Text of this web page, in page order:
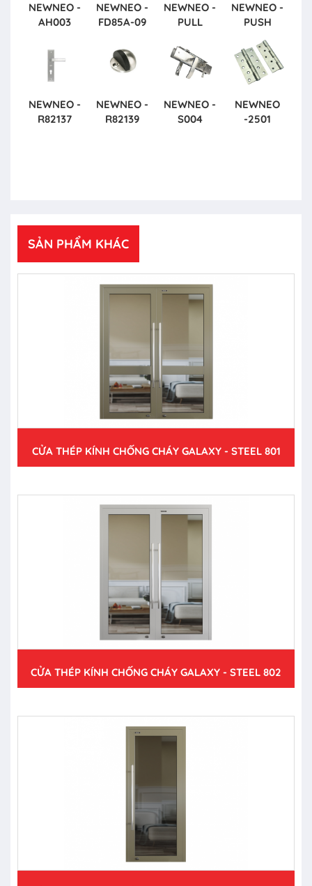
NEWNEO -
AH003
NEWNEO -
FD85A-09
NEWNEO -
PULL
NEWNEO -
PUSH
NEWNEO -
R82137
NEWNEO -
R82139
NEWNEO -
S004
NEWNEO
-2501
SẢN PHẨM KHÁC
CỬA THÉP KÍNH CHỐNG CHÁY GALAXY - STEEL 801
CỬA THÉP KÍNH CHỐNG CHÁY GALAXY - STEEL 802